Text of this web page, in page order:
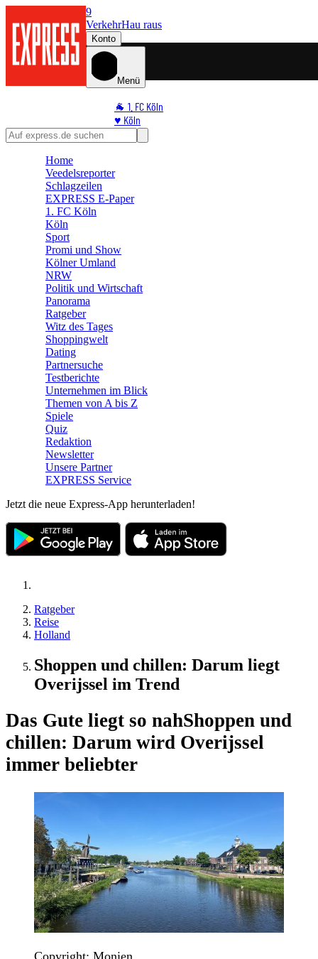
9
VerkehrHau raus
Konto
Menü
🐐 1. FC Köln
♥️ Köln
⭐ Promi
🛒 Shoppingwelt
Home
Veedelsreporter
Schlagzeilen
EXPRESS E-Paper
1. FC Köln
Köln
Sport
Promi und Show
Kölner Umland
NRW
Politik und Wirtschaft
Panorama
Ratgeber
Witz des Tages
Shoppingwelt
Dating
Partnersuche
Testberichte
Unternehmen im Blick
Themen von A bis Z
Spiele
Quiz
Redaktion
Newsletter
Unsere Partner
EXPRESS Service
Jetzt die neue Express-App herunterladen!
Ratgeber
Reise
Holland
Shoppen und chillen: Darum liegt
Overijssel im Trend
Das Gute liegt so nahShoppen und
chillen: Darum wird Overijssel
immer beliebter
Copyright: Monien